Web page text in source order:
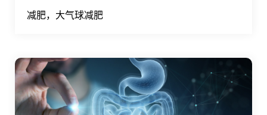
减肥，大气球减肥